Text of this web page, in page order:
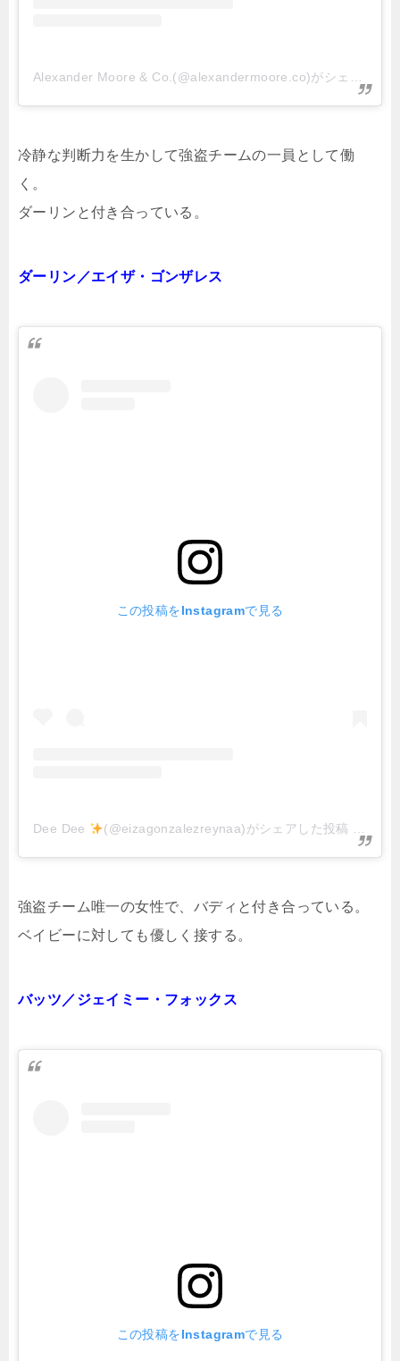
Alexander Moore & Co.(@alexandermoore.co)がシェアした投稿
冷静な判断力を生かして強盗チームの一員として働
く。
ダーリンと付き合っている。
ダーリン／エイザ・ゴンザレス
この投稿をInstagramで見る
Dee Dee (@eizagonzalezreynaa)がシェアした投稿
強盗チーム唯一の女性で、バディと付き合っている。
ベイビーに対しても優しく接する。
バッツ／ジェイミー・フォックス
この投稿をInstagramで見る